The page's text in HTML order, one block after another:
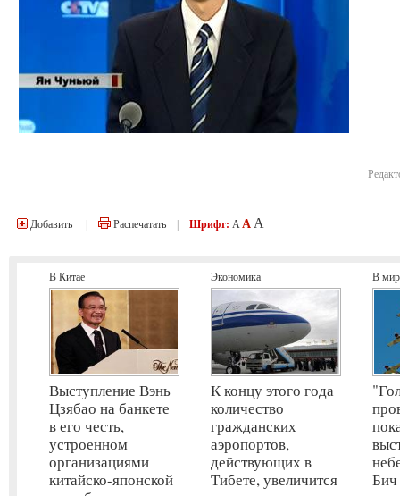
Добавить Распечатать Шрифт: A A A
В Китае
Выступление Вэнь
Цзябао на банкете
в его честь,
устроенном
организациями
китайско-японской
Экономика
К концу этого года
количество
гражданских
аэропортов,
действующих в
Тибете, увеличится
В
Бич